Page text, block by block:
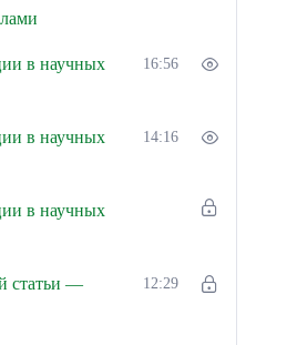
в научных
16:56
в научных
14:16
в научных
статьи —
12:29